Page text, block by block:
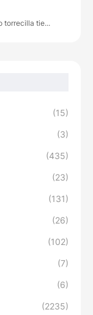
torrecilla tie...
(15)
(3)
(435)
(23)
(131)
(26)
(102)
(7)
(6)
(2235)